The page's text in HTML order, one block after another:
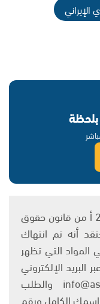
الإيراني
بلحظة
يتم الاستخدام المواد وفقًا للمادة 27 أ من قانون حقوق
كنت تعتقد أنه تم انتهاك
التي تظهر
الإلكتروني
على العنوان التالي: info@ashams.com والطلب
الكامل ورقم